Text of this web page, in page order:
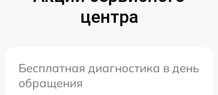
центра
Бесплатная диагностика в день
обращения